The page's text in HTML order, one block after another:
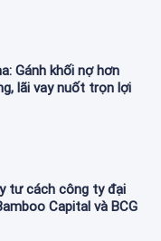
Gánh khối nợ hơn
lãi vay nuốt trọn lợi
tư cách công ty đại
Capital và BCG